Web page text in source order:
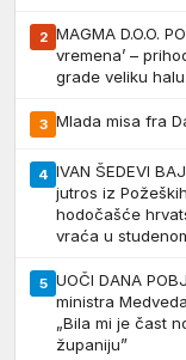
2 MAGMA D.O.O.
vremena’ –
grade veliku
3 Mlada misa fra
4 IVAN ŠEDEVI
jutros iz
hodočašće
vraća u
5 UOČI DANA
ministra
„Bila mi je čast
županiju”